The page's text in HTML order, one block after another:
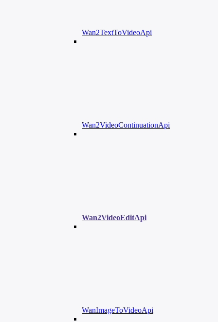
Wan2TextToVideoApi
Wan2VideoContinuationApi
Wan2VideoEditApi
WanImageToVideoApi